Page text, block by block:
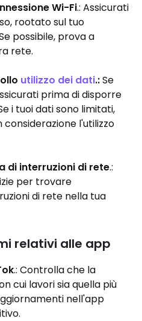
Wi-Fi.: Assicurati
rootato sul tuo
possibile, prova a
rete.
utilizzo dei dati.:Se
prima di disporre
i tuoi dati sono limitati,
l'utilizzo
di interruzioni di rete.:
per trovare
di rete nella tua
relativi alle app
.: Controlla che la
cui lavori sia quella più
nell'app